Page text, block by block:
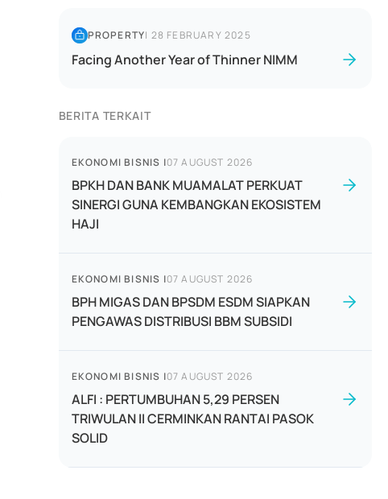
PROPERTY| 28 FEBRUARY 2025
Facing Another Year of Thinner NIMM
BERITA TERKAIT
EKONOMI BISNIS |07 AUGUST 2026
BPKH DAN BANK MUAMALAT PERKUAT
SINERGI GUNA KEMBANGKAN EKOSISTEM
HAJI
EKONOMI BISNIS |07 AUGUST 2026
BPH MIGAS DAN BPSDM ESDM SIAPKAN
PENGAWAS DISTRIBUSI BBM SUBSIDI
EKONOMI BISNIS |07 AUGUST 2026
ALFI : PERTUMBUHAN 5,29 PERSEN
TRIWULAN II CERMINKAN RANTAI PASOK
SOLID